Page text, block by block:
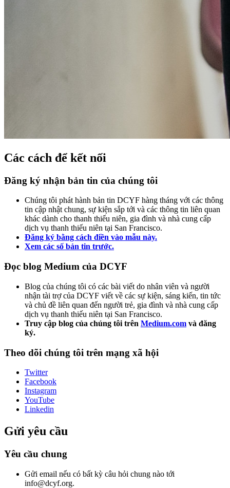
Các cách để kết nối
Đăng ký nhận bản tin của chúng tôi
Chúng tôi phát hành bản tin DCYF hàng tháng với các thông
tin cập nhật chung, sự kiện sắp tới và các thông tin liên quan
khác dành cho thanh thiếu niên, gia đình và nhà cung cấp
dịch vụ thanh thiếu niên tại San Francisco.
Đăng ký bằng cách điền vào mẫu này.
Xem các số bản tin trước.
Đọc blog Medium của DCYF
Blog của chúng tôi có các bài viết do nhân viên và người
nhận tài trợ của DCYF viết về các sự kiện, sáng kiến, tin tức
và chủ đề liên quan đến người trẻ, gia đình và nhà cung cấp
dịch vụ thanh thiếu niên tại San Francisco.
Truy cập blog của chúng tôi trên Medium.com và đăng
ký.
Theo dõi chúng tôi trên mạng xã hội
Twitter
Facebook
Instagram
YouTube
Linkedin
Gửi yêu cầu
Yêu cầu chung
Gửi email nếu có bất kỳ câu hỏi chung nào tới
info@dcyf.org.